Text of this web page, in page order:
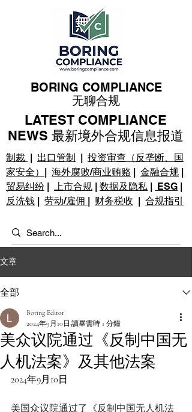
制裁 | 出口管制 | 投资审查（反垄断、国
家安全） | 海外腐败/商业贿赂 | 金融合规 |
贸易纠纷 | 上市合规 | 数据及隐私 | ESG |
反洗钱 | 劳动/雇佣 | 财务税收 | 合规指引
BORING COMPLIANCE
无聊合规
LATEST COMPLIANCE
NEWS 最新境外合规信息报道
文章
全部
美众议院通过《反制中国无
人机法案》及其他法案
Boring Editor
2024年9月10日 讀畢需時 1 分鐘
2024年9月10日
美国众议院通过了《反制中国无人机法